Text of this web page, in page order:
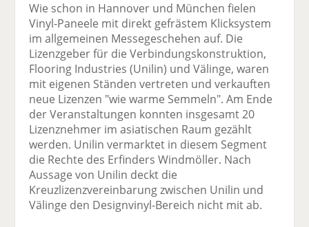
Wie schon in Hannover und München fielen
Vinyl-Paneele mit direkt gefrästem Klicksystem
im allgemeinen Messegeschehen auf. Die
Lizenzgeber für die Verbindungskonstruktion,
Flooring Industries (Unilin) und Välinge, waren
mit eigenen Ständen vertreten und verkauften
neue Lizenzen "wie warme Semmeln". Am Ende
der Veranstaltungen konnten insgesamt 20
Lizenznehmer im asiatischen Raum gezählt
werden. Unilin vermarktet in diesem Segment
die Rechte des Erfinders Windmöller. Nach
Aussage von Unilin deckt die
Kreuzlizenzvereinbarung zwischen Unilin und
Välinge den Designvinyl-Bereich nicht mit ab.